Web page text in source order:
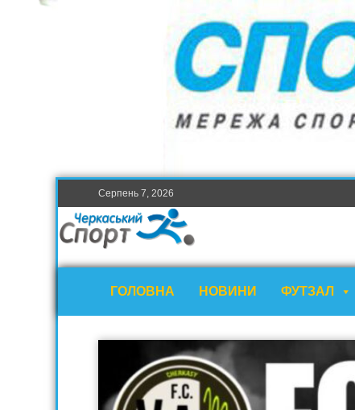
Серпень 7, 2026
ГОЛОВНА НОВИНИ ФУТЗАЛ